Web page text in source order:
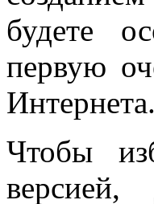
будете
первую
Интернета.
Чтобы
версией,